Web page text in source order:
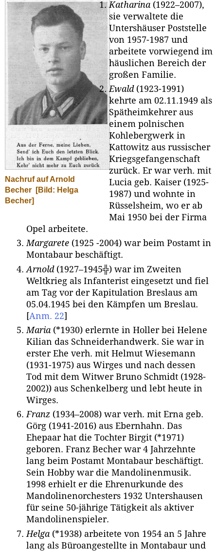
Nachruf auf Arnold
Becher
[Bild: Helga
Becher]
Katharina (1922–2007),
sie verwaltete die
Untershäuser Poststelle
von 1957-1987 und
arbeitete vorwiegend im
häuslichen Bereich der
großen Familie.
Ewald (1923-1991)
kehrte am 02.11.1949 als
Spätheimkehrer aus
einem polnischen
Kohlebergwerk in
Kattowitz aus russischer
Kriegsgefangenschaft
zurück. Er war verh. mit
Lucia geb. Kaiser (1925-
1987) und wohnte in
Rüsselsheim, wo er ab
Mai 1950 bei der Firma
Opel arbeitete.
Margarete (1925 -2004) war beim Postamt in
Montabaur beschäftigt.
Arnold (1927–1945╬) war im Zweiten
Weltkrieg als Infanterist eingesetzt und fiel
am Tag vor der Kapitulation Breslaus am
05.04.1945 bei den Kämpfen um Breslau.
[Anm. 22]
Maria (*1930) erlernte in Holler bei Helene
Kilian das Schneiderhandwerk. Sie war in
erster Ehe verh. mit Helmut Wiesemann
(1931-1975) aus Wirges und nach dessen
Tod mit dem Witwer Bruno Schmidt (1928-
2002)) aus Schenkelberg und lebt heute in
Wirges.
Franz (1934–2008) war verh. mit Erna geb.
Görg (1941-2016) aus Ebernhahn. Das
Ehepaar hat die Tochter Birgit (*1971)
geboren. Franz Becher war 4 Jahrzehnte
lang beim Postamt Montabaur beschäftigt.
Sein Hobby war die Mandolinenmusik.
1998 erhielt er die Ehrenurkunde des
Mandolinenorchesters 1932 Untershausen
für seine 50-jährige Tätigkeit als aktiver
Mandolinenspieler.
Helga (*1938) arbeitete von 1954 an 5 Jahre
lang als Büroangestellte in Montabaur und